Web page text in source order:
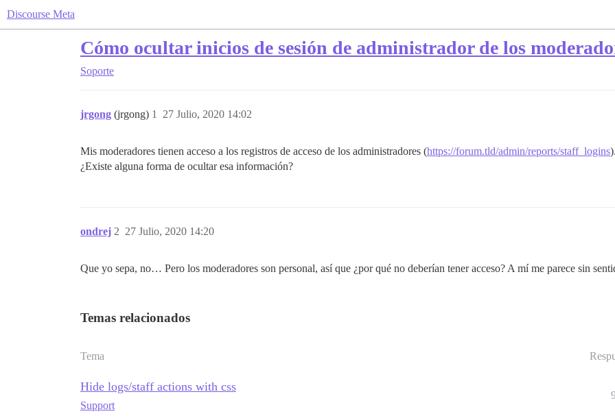
Discourse Meta
Cómo ocultar inicios de sesión de administrador de los
Soporte
jrgong (jrgong) 27 Julio, 2020 14:02
1
Mis moderadores tienen acceso a los registros de acceso de los administradores (https://forum.tld/admin/reports/staff_logins).
¿Existe alguna forma de ocultar esa información?
ondrej 27 Julio, 2020 14:20
2
Que yo sepa, no… Pero los moderadores son personal, así que ¿por qué no deberían tener acceso? A mí me parece sin
Temas relacionados
Tema
Hide logs/staff actions with css
Support